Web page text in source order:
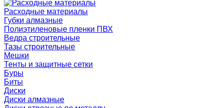
Расходные материалы
Губки алмазные
Полиэтиленовые пленки ПВХ
Ведра строительные
Тазы строительные
Мешки
Тенты и защитные сетки
Буры
Биты
Диски
Диски алмазные